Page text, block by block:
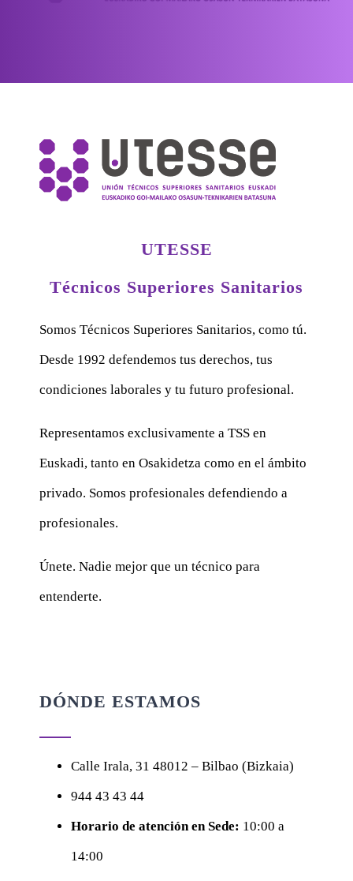
UTESSE
Técnicos Superiores Sanitarios
Somos Técnicos Superiores Sanitarios, como tú.
Desde 1992 defendemos tus derechos, tus
condiciones laborales y tu futuro profesional.
Representamos exclusivamente a TSS en
Euskadi, tanto en Osakidetza como en el ámbito
privado. Somos profesionales defendiendo a
profesionales.
Únete. Nadie mejor que un técnico para
entenderte.
DÓNDE ESTAMOS
Calle Irala, 31 48012 – Bilbao (Bizkaia)
944 43 43 44
Horario de atención en Sede: 10:00 a
14:00